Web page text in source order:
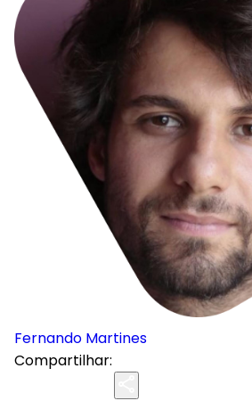
Fernando Martines
Compartilhar: